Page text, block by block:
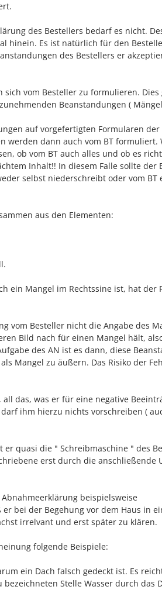
des Bestellers bedarf es nicht.
hinein. Es ist natürlich für den
des Bestellers er
vom Besteller zu formulieren.
Beanstandungen (
auf vorgefertigten Formularen
werden dann auch vom BT formuliert.
ob vom BT auch alles und ob es
Inhalt!! In diesem Falle sollte der
selbst niederschreibt oder vom BT
aus den Elementen:
ein Mangel im Rechtssine ist, hat der
vom Besteller nicht die Angabe des
Bild nach für einen Mangel hält,
des AN ist es dann, diese
Mangel zu äußern. Das Risiko der
das, was er für eine negative
ihm hierzu nichts vorschreiben (
quasi die " Schreibmaschine " des
erst durch die anschließende
beispielsweise
bei der Begehung vor dem Haus in
irrelvant und erst später zu klären.
folgende Beispiele:
ein Dach falsch gedeckt ist. Es
Stelle Wasser durch das